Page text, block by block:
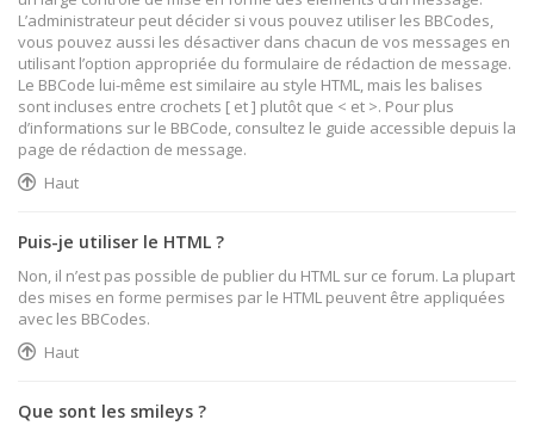
L’administrateur peut décider si vous pouvez utiliser les BBCodes,
vous pouvez aussi les désactiver dans chacun de vos messages en
utilisant l’option appropriée du formulaire de rédaction de message.
Le BBCode lui-même est similaire au style HTML, mais les balises
sont incluses entre crochets [ et ] plutôt que < et >. Pour plus
d’informations sur le BBCode, consultez le guide accessible depuis la
page de rédaction de message.
Haut
Puis-je utiliser le HTML ?
Non, il n’est pas possible de publier du HTML sur ce forum. La plupart
des mises en forme permises par le HTML peuvent être appliquées
avec les BBCodes.
Haut
Que sont les smileys ?